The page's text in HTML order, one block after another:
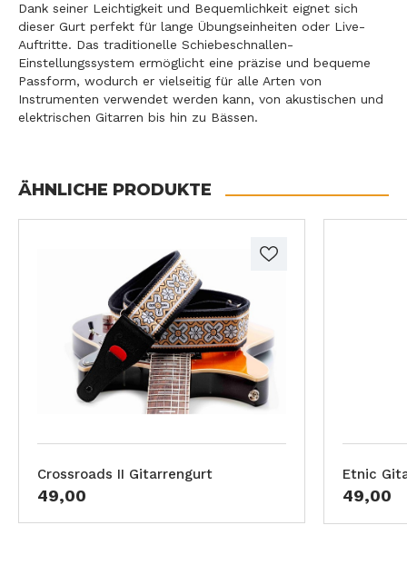
Dank seiner Leichtigkeit und Bequemlichkeit eignet sich
dieser Gurt perfekt für lange Übungseinheiten oder Live-
Auftritte. Das traditionelle Schiebeschnallen-
Einstellungssystem ermöglicht eine präzise und bequeme
Passform, wodurch er vielseitig für alle Arten von
Instrumenten verwendet werden kann, von akustischen und
elektrischen Gitarren bis hin zu Bässen.
ÄHNLICHE PRODUKTE
Crossroads II Gitarrengurt
49,00
Etnic
49,00